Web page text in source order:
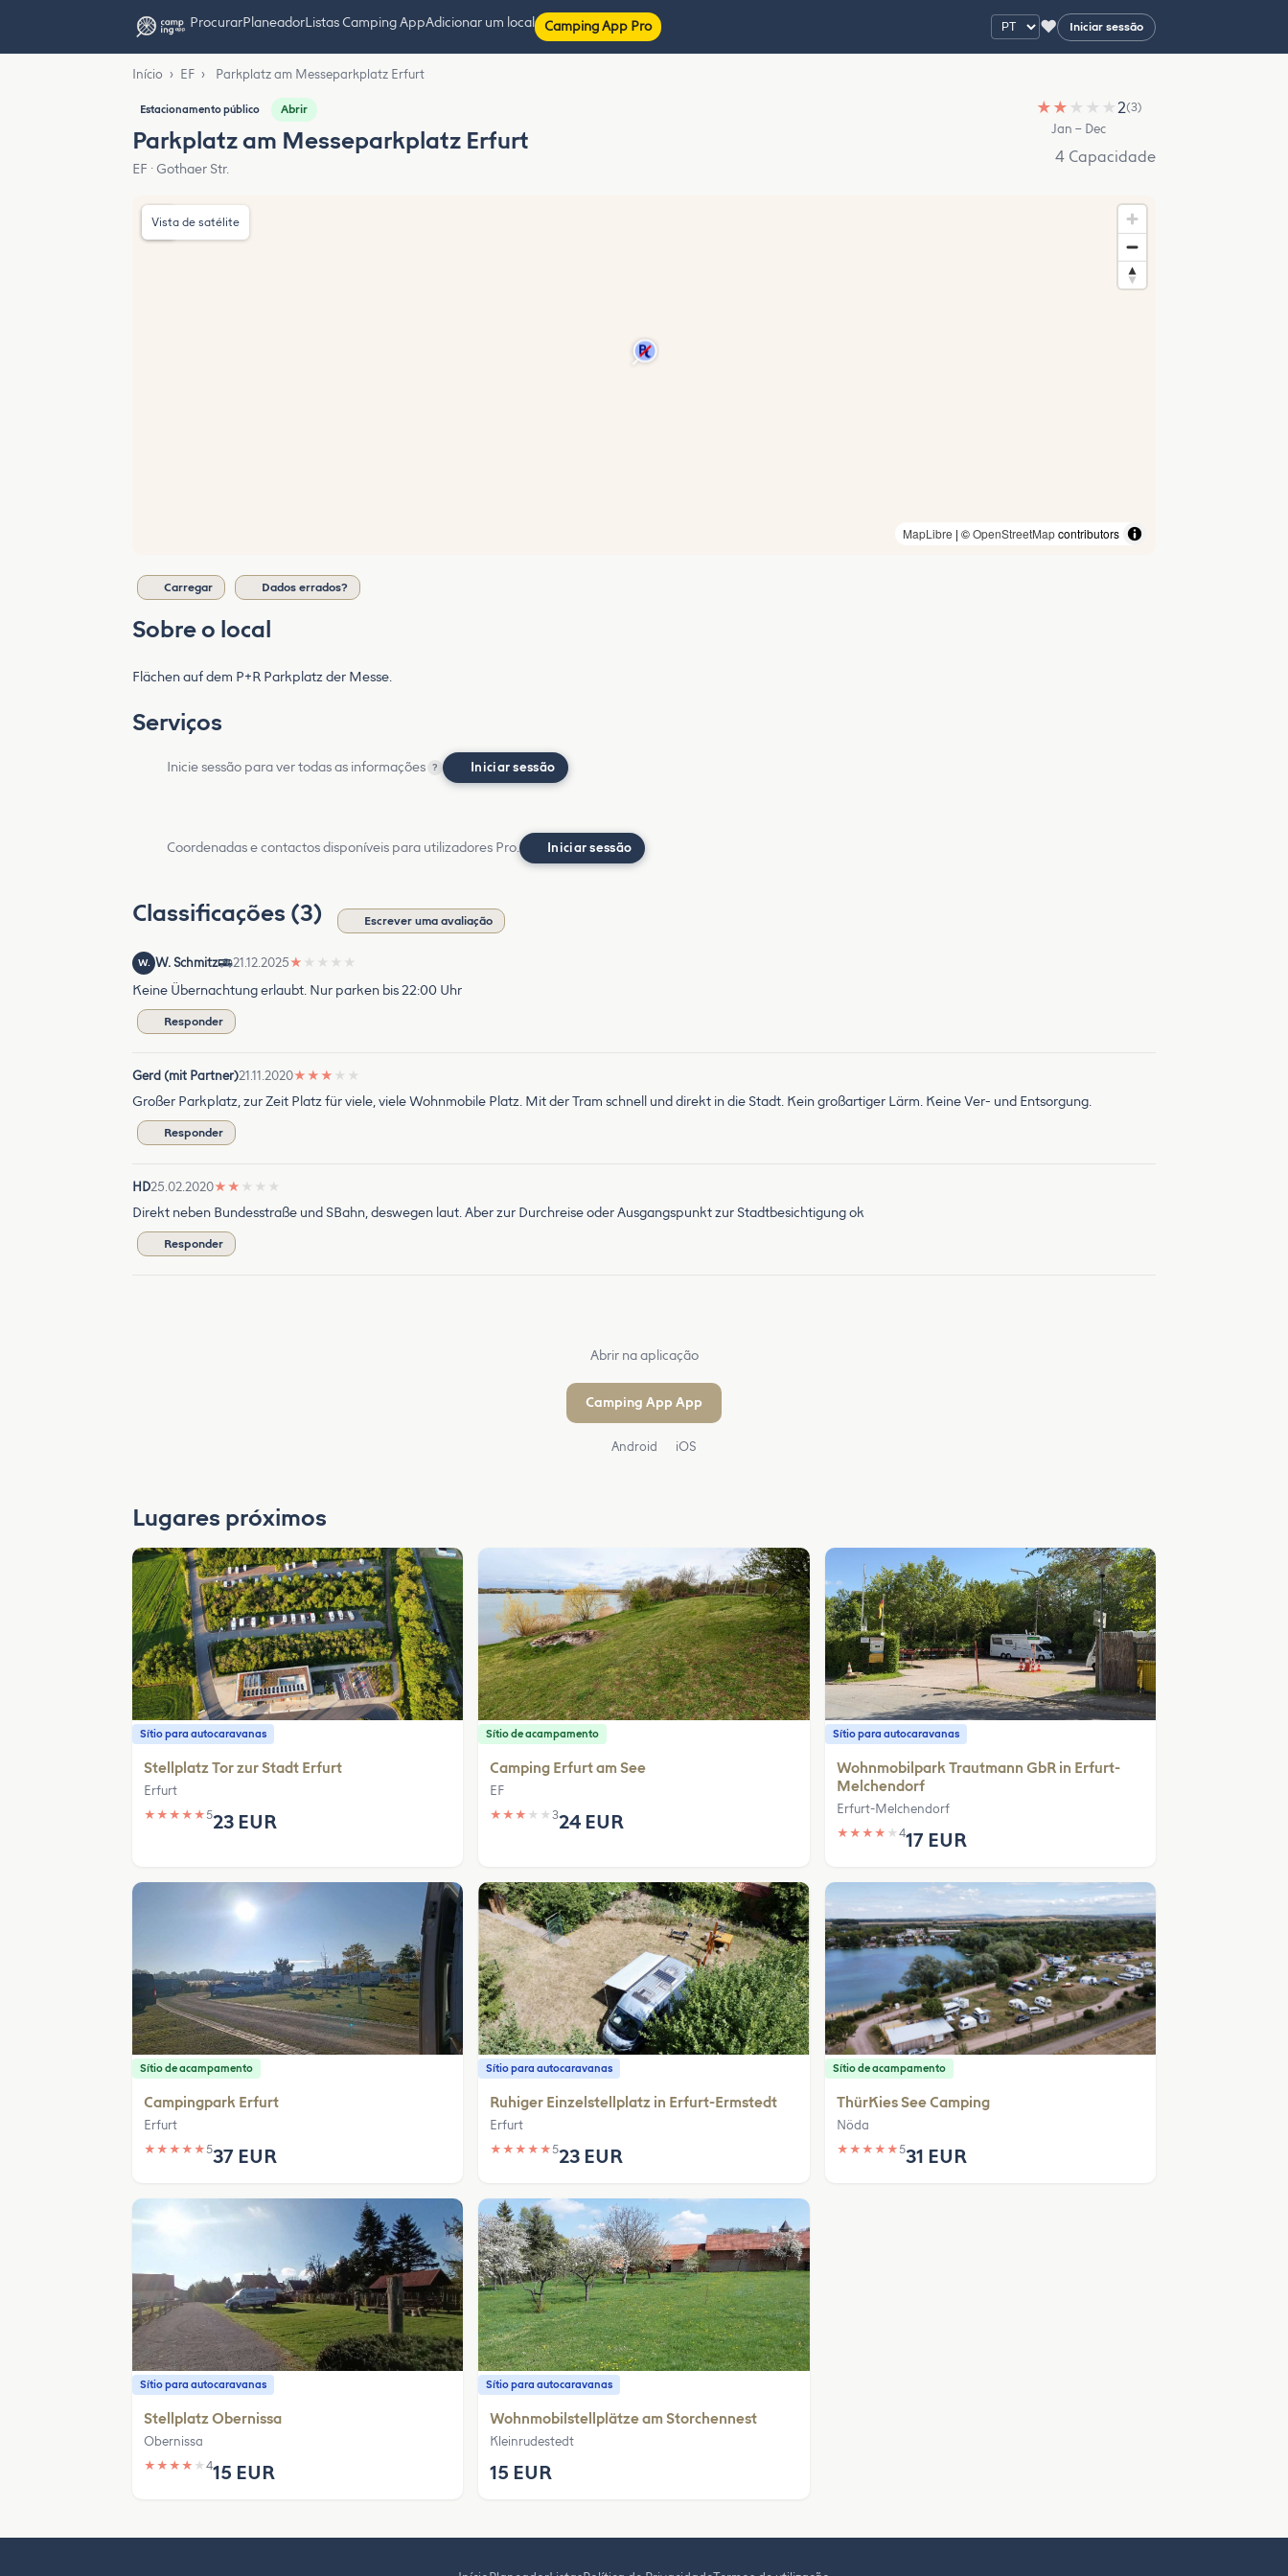
ProcurarPlaneadorListas Camping AppAdicionar um local Camping App Pro ♥ Iniciar sessão
Início › EF › Parkplatz am Messeparkplatz Erfurt
Estacionamento público Abrir
Parkplatz am Messeparkplatz Erfurt
EF · Gothaer Str.
★ ★ ★ ★ ★2(3)
Jan – Dec
4 Capacidade
MapLibre | ©OpenStreetMapcontributors
Vista de satélite
Carregar Dados errados?
Sobre o local
Flächen auf dem P+R Parkplatz der Messe.
Serviços
Inicie sessão para ver todas as informações ? Iniciar sessão
Coordenadas e contactos disponíveis para utilizadores Pro. Iniciar sessão
Classificações (3) Escrever uma avaliação
W. W. Schmitz 21.12.2025★ ★ ★ ★ ★
Keine Übernachtung erlaubt. Nur parken bis 22:00 Uhr
Responder
Gerd (mit Partner)21.11.2020★ ★ ★ ★ ★
Großer Parkplatz, zur Zeit Platz für viele, viele Wohnmobile Platz. Mit der Tram schnell und direkt in die Stadt. Kein großartiger Lärm. Keine Ver- und Entsorgung.
Responder
HD25.02.2020★ ★ ★ ★ ★
Direkt neben Bundesstraße und SBahn, deswegen laut. Aber zur Durchreise oder Ausgangspunkt zur Stadtbesichtigung ok
Responder
Abrir na aplicação
Camping App App
Android iOS
Lugares próximos
Sítio para autocaravanas
Stellplatz Tor zur Stadt Erfurt
Erfurt
★ ★ ★ ★ ★523 EUR
Sítio de acampamento
Camping Erfurt am See
EF
★ ★ ★ ★ ★324 EUR
Sítio para autocaravanas
Wohnmobilpark Trautmann GbR in Erfurt-
Melchendorf
Erfurt-Melchendorf
★ ★ ★ ★ ★ 417 EUR
Sítio de acampamento
Campingpark Erfurt
Erfurt
★ ★ ★ ★ ★537 EUR
Sítio para autocaravanas
Ruhiger Einzelstellplatz in Erfurt-Ermstedt
Erfurt
★ ★ ★ ★ ★523 EUR
Sítio de acampamento
ThürKies See Camping
Nöda
★ ★ ★ ★ ★531 EUR
Sítio para autocaravanas
Stellplatz Obernissa
Obernissa
★ ★ ★ ★ ★ 415 EUR
Sítio para autocaravanas
Wohnmobilstellplätze am Storchennest
Kleinrudestedt
15 EUR